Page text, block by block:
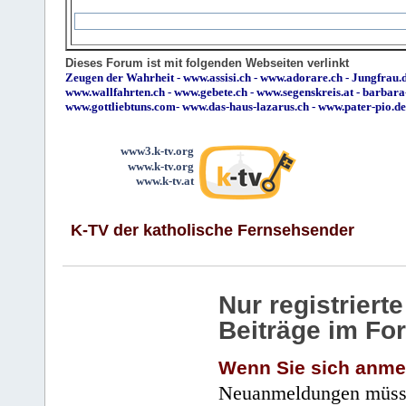
Dieses Forum ist mit folgenden Webseiten verlinkt
Zeugen der Wahrheit - www.assisi.ch - www.adorare.ch -
www.wallfahrten.ch - www.gebete.ch - www.segenskreis.at -
www.gottliebtuns.com- www.das-haus-lazarus.ch - www.pater-pio.de
www3.k-tv.org
www.k-tv.org
www.k-tv.at
K-TV der katholische Fernsehsender
Nur
Beiträge im
Wenn Sie sich
Neuanmeldungen